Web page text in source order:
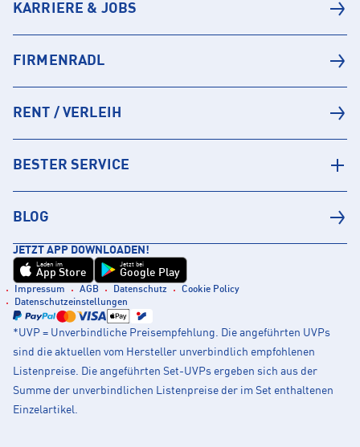
KARRIERE & JOBS
FIRMENRADL
RENT / VERLEIH
BESTER SERVICE
BLOG
JETZT APP DOWNLOADEN!
Laden im
App Store
Jetzt bei
Google Play
Impressum AGB Datenschutz
Cookie Policy
Datenschutzeinstellungen
*UVP = Unverbindliche Preisempfehlung. Die angeführten UVPs
sind die aktuellen vom Hersteller unverbindlich empfohlenen
Listenpreise. Die angeführten Set-UVPs ergeben sich aus der
Summe der unverbindlichen Listenpreise der im Set enthaltenen
Einzelartikel.